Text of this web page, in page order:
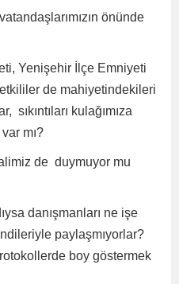
önünde
Yenişehir İlçe Emniyeti
de mahiyetindekileri
kulağımıza
mı?
de duymuyor mu
danışmanları ne işe
paylaşmıyorlar?
boy göstermek